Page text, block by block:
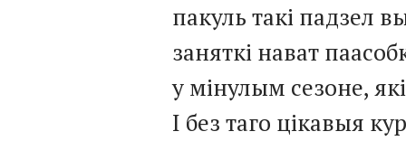
пакуль такі падзел
заняткі нават
у мінулым сезоне,
І без таго цікавыя